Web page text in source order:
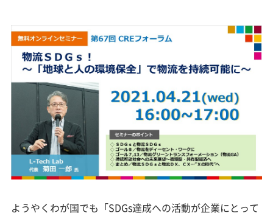
ようやくわが国でも「SDGs達成への活動が企業にとって